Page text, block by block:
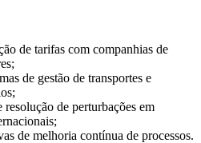
de tarifas com companhias de
de gestão de transportes e
de perturbações em
de melhoria contínua de processos.